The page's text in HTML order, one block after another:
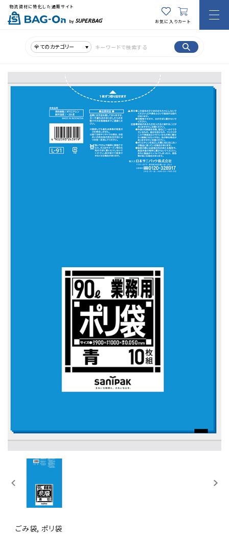
物流資材に特化した通販サイト
お気に入りカート
全てのカテゴリー
ごみ袋, ポリ袋